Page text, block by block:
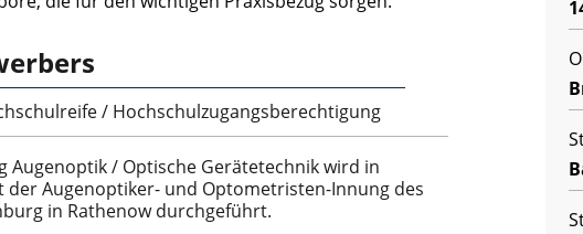
/ Hochschulzugangsberechtigung
Augenoptik / Optische Gerätetechnik wird in
der Augenoptiker- und Optometristen-Innung des
in Rathenow durchgeführt.